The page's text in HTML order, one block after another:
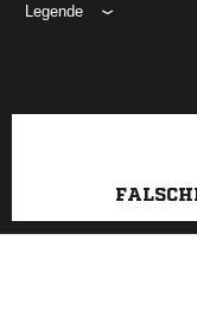
Legende